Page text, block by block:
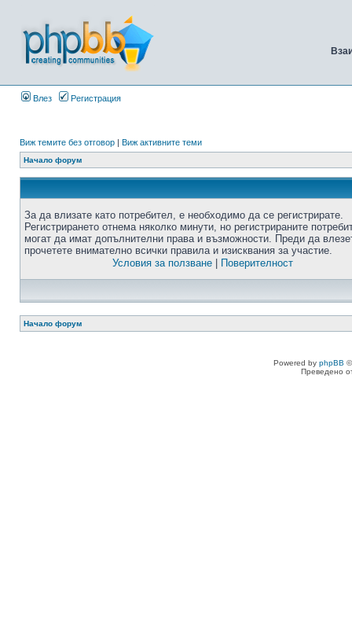
Влез Регистрация
Виж темите без отговор | Виж активните теми
Начало форум
За да влизате като потребител, е необходимо да се регистрирате.
Регистрирането отнема няколко минути, но регистрираните
могат да имат допълнителни права и възможности. Преди да
прочетете внимателно всички правила и изисквания за участие.
Условия за ползване| Поверителност
Начало форум
Powered by phpBB
Преведено